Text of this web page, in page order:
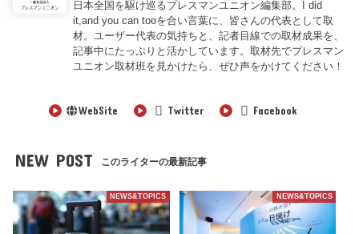
日本全国を駆け巡るプレスマンユニオン編集部。I did
it,and you can tooを合い言葉に、皆さんの代表として取
材。ユーザー代表の気持ちと、記者目線での取材成果を、
記事中にたっぷりと活かしています。取材先でプレスマン
ユニオン取材班を見かけたら、ぜひ声をかけてください！
WebSite Twitter Facebook
NEW POST このライターの最新記事
NEWS&TOPICS NEWS&TOPICS